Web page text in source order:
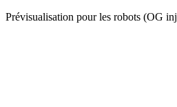
Prévisualisation pour les robots (OG